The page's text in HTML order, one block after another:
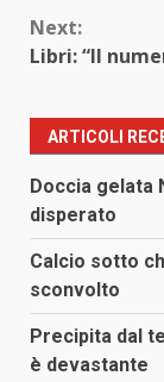
Next:
Libri: “Il
ARTICOLI
Doccia gelata
disperato
Calcio sotto
sconvolto
Precipita dal
è devastante